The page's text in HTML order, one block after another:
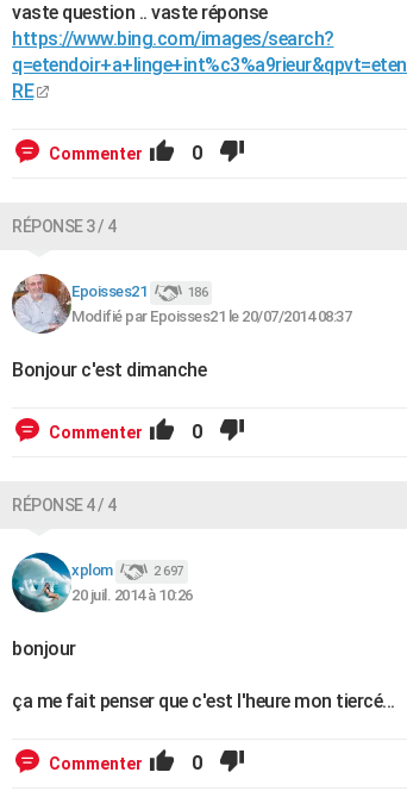
vaste question .. vaste réponse
https://www.bing.com/images/search?
RE
Commenter 0
RÉPONSE 3 / 4
Epoisses21 186
Modifié par Epoisses21 le 20/07/2014 08:37
Bonjour c'est dimanche
Commenter 0
RÉPONSE 4 / 4
xplom 2 697
20 juil. 2014 à 10:26
bonjour
ça me fait penser que c'est l'heure mon tiercé...
Commenter 0